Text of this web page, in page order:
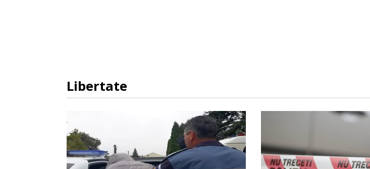
Libertate